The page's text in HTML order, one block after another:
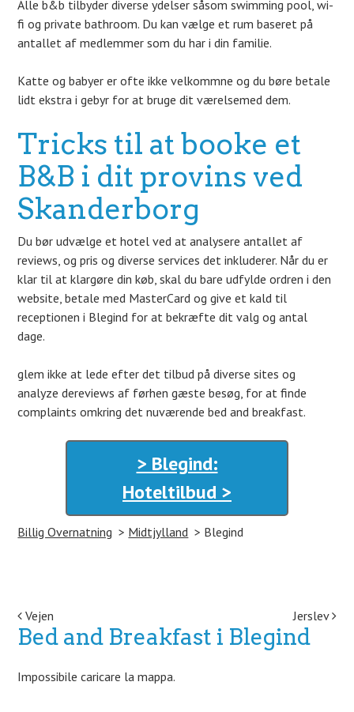
Alle b&b tilbyder diverse ydelser såsom swimming pool, wi-
fi og private bathroom. Du kan vælge et rum baseret på
antallet af medlemmer som du har i din familie.
Katte og babyer er ofte ikke velkommne og du børe betale
lidt ekstra i gebyr for at bruge dit værelsemed dem.
Tricks til at booke et
B&B i dit provins ved
Skanderborg
Du bør udvælge et hotel ved at analysere antallet af
reviews, og pris og diverse services det inkluderer. Når du er
klar til at klargøre din køb, skal du bare udfylde ordren i den
website, betale med MasterCard og give et kald til
receptionen i Blegind for at bekræfte dit valg og antal
dage.
glem ikke at lede efter det tilbud på diverse sites og
analyze dereviews af førhen gæste besøg, for at finde
complaints omkring det nuværende bed and breakfast.
> Blegind:
Hoteltilbud >
Billig Overnatning Midtjylland Blegind
Post navigation
Vejen Jerslev
Bed and Breakfast i Blegind
Impossibile caricare la mappa.